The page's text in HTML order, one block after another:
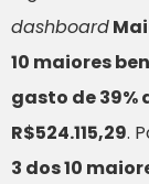
dashboard
10 maiores
gasto de 39%
R$524.115,29.
3 dos 10